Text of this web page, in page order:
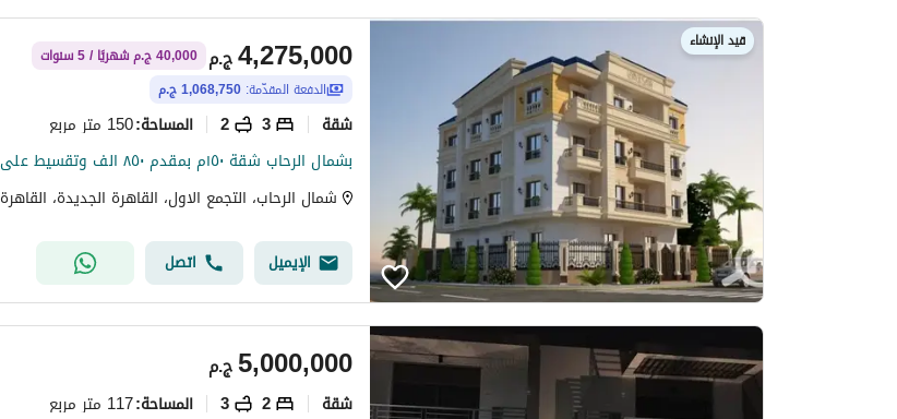
قيد الإنشاء
ج.م4,275,000
40,000 ج.م شهريًا / 5 سنوات
الدفعة المقدّمة: 1,068,750 ج.م
شقة 3
2 المساحة:150 متر مربع
بشمال الرحاب شقة ١٥٠م بمقدم ٨٥٠ الف وتقسيط على ٥ سنوات
شمال الرحاب، التجمع الاول، القاهرة الجديدة، القاهرة
الإيميل اتصل
ج.م5,000,000
شقة 2
3 المساحة:117 متر مربع